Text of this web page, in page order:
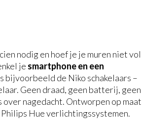
nodig en hoef je je muren niet vol
je smartphone en een
bijvoorbeeld de Niko schakelaars –
Geen draad, geen batterij, geen
nagedacht. Ontworpen op maat
Hue verlichtingssystemen.